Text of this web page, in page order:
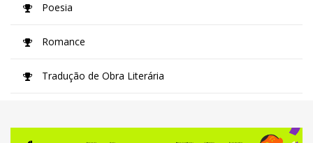
Poesia
Romance
Tradução de Obra Literária